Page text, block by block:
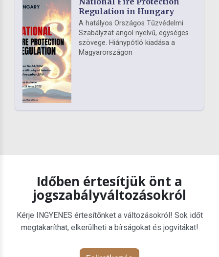
Regulation in Hungary
A hatályos Országos Tűzvédelmi
Szabályzat angol nyelvű, egységes
szövege. Hiánypótló kiadása a
Magyarországon
Időben értesítjük önt a
jogszabályváltozásokról
Kérje INGYENES értesítőnket a változásokról! Sok időt
megtakaríthat, elkerülheti a bírságokat és jogvitákat!